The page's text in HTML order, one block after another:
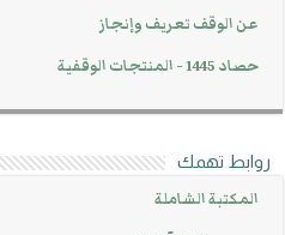
عن الوقف تعريف وإنجاز
حصاد 1445 - المنتجات الوقفية
روابط تهمك
المكتبة الشاملة